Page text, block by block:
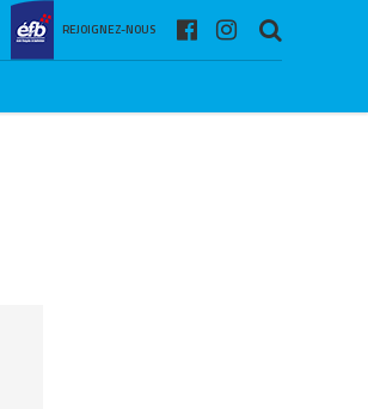
REJOIGNEZ-NOUS